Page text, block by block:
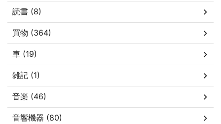
読書 (8)
買物 (364)
車 (19)
雑記 (1)
音楽 (46)
音響機器 (80)